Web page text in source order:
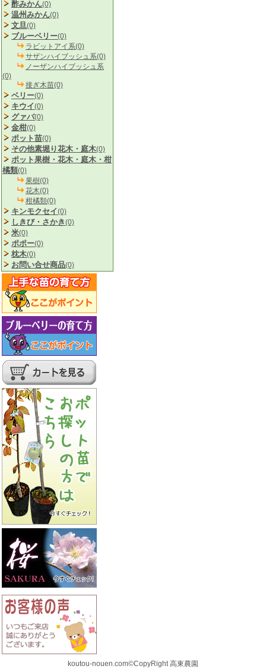
酢みかん(0)
温州みかん(0)
文旦(0)
ブルーベリー(0)
ラビットアイ系(0)
サザンハイブッシュ系(0)
ノーザンハイブッシュ系
(0)
接ぎ木苗(0)
ベリー(0)
キウイ(0)
グァバ(0)
金柑(0)
ポット苗(0)
その他素堀り花木・庭木(0)
ポット果樹・花木・庭木・柑
橘類(0)
果樹(0)
花木(0)
柑橘類(0)
キンモクセイ(0)
しきび・さかき(0)
米(0)
ポポー(0)
枕木(0)
お問い合せ商品(0)
koutou-nouen.com©CopyRight 高東農園